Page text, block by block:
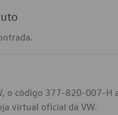
o código 377-820-007-H
virtual oficial da VW.